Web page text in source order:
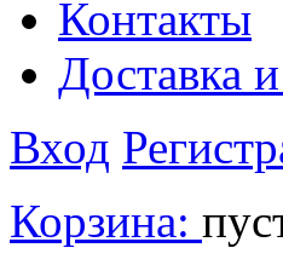
Контакты
Доставка
Вход
Корзина: